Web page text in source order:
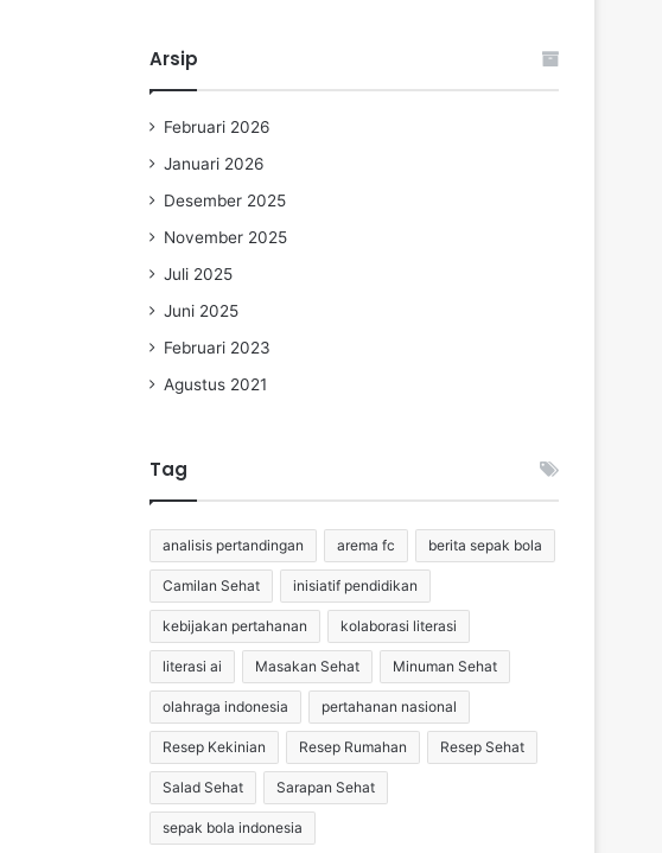
Arsip
Februari 2026
Januari 2026
Desember 2025
November 2025
Juli 2025
Juni 2025
Februari 2023
Agustus 2021
Tag
analisis pertandingan arema fc berita sepak bola
Camilan Sehat inisiatif pendidikan
kebijakan pertahanan kolaborasi literasi
literasi ai Masakan Sehat Minuman Sehat
olahraga indonesia pertahanan nasional
Resep Kekinian Resep Rumahan Resep Sehat
Salad Sehat Sarapan Sehat
sepak bola indonesia